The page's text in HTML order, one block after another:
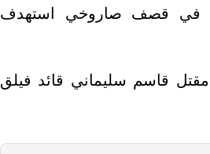
في قصف صاروخي استهدف
قاسم سليماني قائد فيلق